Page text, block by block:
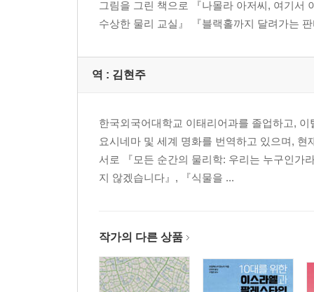
지구에는 물이 얼마나 있나요?
날씨 따라 남쪽으로
-미래의 기상학자에게
★ 날씨가 보이는 과학 공책
극지방의 얼음이 녹으면 어떻게 될까요?
그림을 그린 책으로 『나몰라 아저씨, 여기서
수상한 물리 교실』 『블랙홀까지 달려가는
역 : 김현주
한국외국어대학교 이태리어과를 졸업하고,
요시네마 및 세계 명화를 번역하고 있으며,
서로 『모든 순간의 물리학: 우리는 누구인가
지 않겠습니다』, 『식물을 ...
작가의 다른 상품